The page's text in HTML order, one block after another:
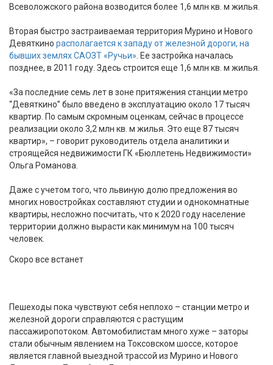
Всеволожского района возводится более 1,6 млн кв. м жилья.
Вторая быстро застраиваемая территория Мурино и Нового
Девяткино располагается к западу от железной дороги, на
бывших землях САОЗТ «Ручьи» . Ее застройка началась
позднее, в 2011 году. Здесь строится еще 1,6 млн кв. м жилья.
«За последние семь лет в зоне притяжения станции метро
“Девяткино” было введено в эксплуатацию около 17 тысяч
квартир. По самым скромным оценкам, сейчас в процессе
реализации около 3,2 млн кв. м жилья. Это еще 87 тысяч
квартир», – говорит руководитель отдела аналитики и
строящейся недвижимости ГК «Бюллетень Недвижимости»
Ольга Романова.
Даже с учетом того, что львиную долю предложения во
многих новостройках составляют студии и однокомнатные
квартиры, несложно посчитать, что к 2020 году население
территории должно вырасти как минимум на 100 тысяч
человек.
Скоро все встанет
Пешеходы пока чувствуют себя неплохо – станции метро и
железной дороги справляются с растущим
пассажиропотоком. Автомобилистам много хуже – заторы
стали обычным явлением на Токсовском шоссе, которое
является главной выездной трассой из Мурино и Нового